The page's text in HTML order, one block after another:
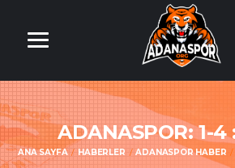
ADANASPOR: 1-4
ANA SAYFA HABERLER ADANASPOR HABER